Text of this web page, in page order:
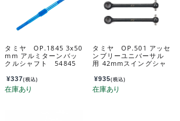
タミヤ OP.1845 3x50
mm アルミターンバッ
クルシャフト 54845
¥337(税込)
タミヤ OP.501 アッセ
ンブリーユニバーサル
用 42mmスイングシャ
¥935(税込)